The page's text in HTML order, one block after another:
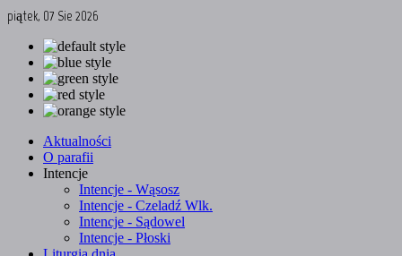
piątek, 07 Sie 2026
Aktualności
O parafii
Intencje
Intencje - Wąsosz
Intencje - Czeladź Wlk.
Intencje - Sądowel
Intencje - Płoski